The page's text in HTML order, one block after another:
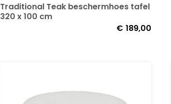
Traditional Teak beschermhoes tafel
320 x 100 cm
€ 189,00